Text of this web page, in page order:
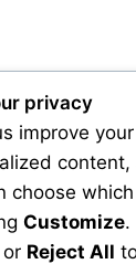
privacy
improve
content,
choose
Customize.
Reject All